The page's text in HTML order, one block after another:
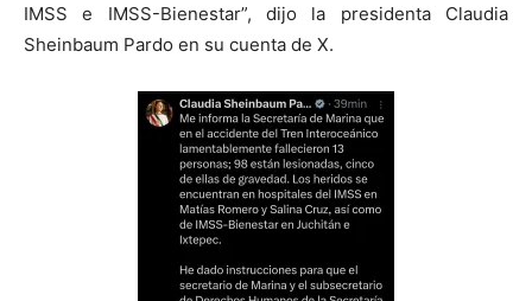
IMSS e IMSS-Bienestar”, dijo la presidenta Claudia
Sheinbaum Pardo en su cuenta de X.